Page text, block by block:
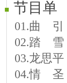
节目单
01.曲 引
02.踏 雪
03.龙思平
04.情 圣